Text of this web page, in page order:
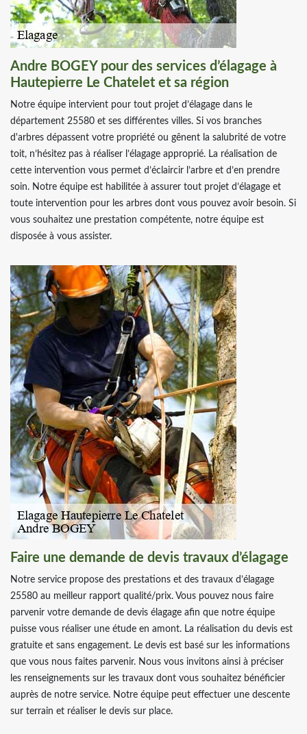
Andre BOGEY pour des services d’élagage à
Hautepierre Le Chatelet et sa région
Notre équipe intervient pour tout projet d’élagage dans le
département 25580 et ses différentes villes. Si vos branches
d'arbres dépassent votre propriété ou gênent la salubrité de votre
toit, n’hésitez pas à réaliser l’élagage approprié. La réalisation de
cette intervention vous permet d’éclaircir l’arbre et d’en prendre
soin. Notre équipe est habilitée à assurer tout projet d’élagage et
toute intervention pour les arbres dont vous pouvez avoir besoin. Si
vous souhaitez une prestation compétente, notre équipe est
disposée à vous assister.
Faire une demande de devis travaux d’élagage
Notre service propose des prestations et des travaux d’élagage
25580 au meilleur rapport qualité/prix. Vous pouvez nous faire
parvenir votre demande de devis élagage afin que notre équipe
puisse vous réaliser une étude en amont. La réalisation du devis est
gratuite et sans engagement. Le devis est basé sur les informations
que vous nous faites parvenir. Nous vous invitons ainsi à préciser
les renseignements sur les travaux dont vous souhaitez bénéficier
auprès de notre service. Notre équipe peut effectuer une descente
sur terrain et réaliser le devis sur place.